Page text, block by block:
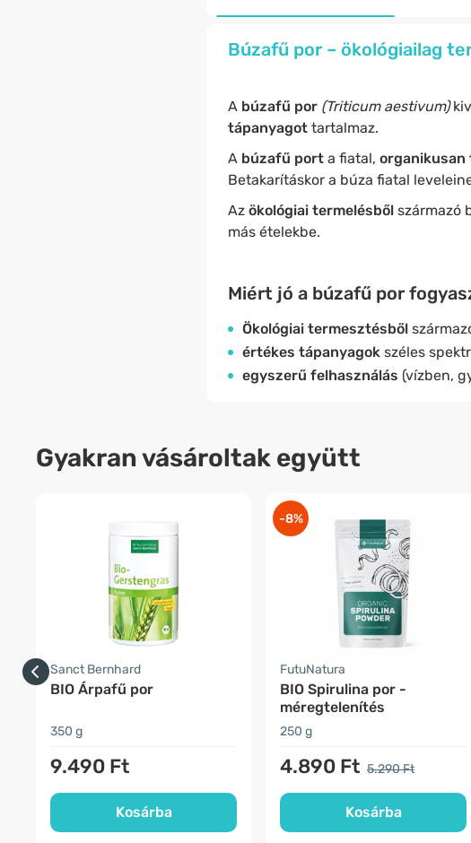
Búzafű por – ökológiailag
A búzafű por (Triticum aestivum)
tápanyagot tartalmaz.
A búzafű porta fiatal,
Betakarításkor a búza fiatal
Az ökológiai termelésből származó
más ételekbe.
Miért jó a búzafű por
Ökológiai termesztésből
értékes tápanyagokszéles
egyszerű felhasználás (vízben,
Gyakran vásároltak együtt
Sanct Bernhard
BIO Árpafű por
350 g
9.490 Ft
Kosárba
-8%
FutuNatura
BIO Spirulina por -
méregtelenítés
250 g
4.890 Ft 5.290 Ft
Kosárba